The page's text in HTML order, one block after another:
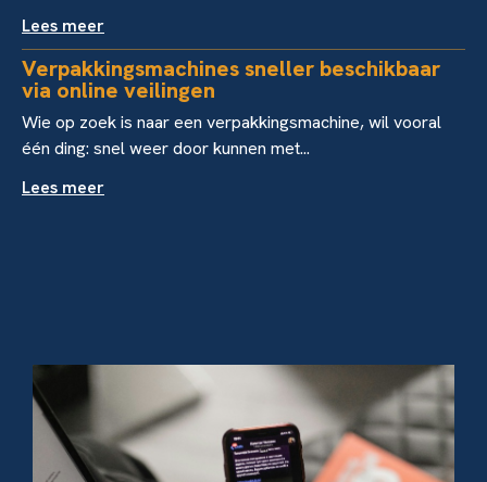
Lees meer
Verpakkingsmachines sneller beschikbaar
via online veilingen
Wie op zoek is naar een verpakkingsmachine, wil vooral
één ding: snel weer door kunnen met...
Lees meer